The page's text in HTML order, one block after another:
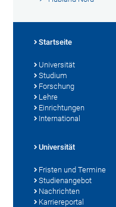
Startseite
Universität
Studium
Forschung
Lehre
Einrichtungen
International
Universität
Fristen und Termine
Studienangebot
Nachrichten
Karriereportal